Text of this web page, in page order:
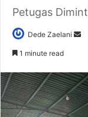
Petugas
Dede Zaelani
1 minute read